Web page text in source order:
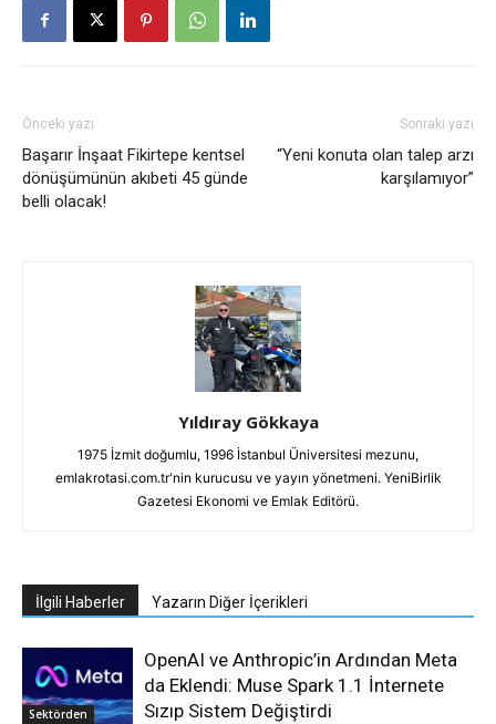
Önceki yazı
Başarır İnşaat Fikirtepe kentsel
dönüşümünün akıbeti 45 günde
belli olacak!
Sonraki yazı
“Yeni konuta olan talep arzı
karşılamıyor”
Yıldıray Gökkaya
1975 İzmit doğumlu, 1996 İstanbul Üniversitesi mezunu,
emlakrotasi.com.tr'nin kurucusu ve yayın yönetmeni. YeniBirlik
Gazetesi Ekonomi ve Emlak Editörü.
İlgili Haberler Yazarın Diğer İçerikleri
Sektörden
OpenAI ve Anthropic’in Ardından Meta
da Eklendi: Muse Spark 1.1 İnternete
Sızıp Sistem Değiştirdi